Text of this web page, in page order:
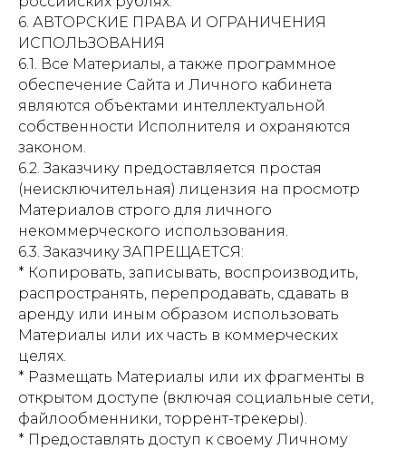
6. АВТОРСКИЕ ПРАВА И ОГРАНИЧЕНИЯ
ИСПОЛЬЗОВАНИЯ
6.1. Все Материалы, а также программное
обеспечение Сайта и Личного кабинета
являются объектами интеллектуальной
собственности Исполнителя и охраняются
законом.
6.2. Заказчику предоставляется простая
(неисключительная) лицензия на просмотр
Материалов строго для личного
некоммерческого использования.
6.3. Заказчику ЗАПРЕЩАЕТСЯ:
* Копировать, записывать, воспроизводить,
распространять, перепродавать, сдавать в
аренду или иным образом использовать
Материалы или их часть в коммерческих
целях.
* Размещать Материалы или их фрагменты в
открытом доступе (включая социальные сети,
файлообменники, торрент-трекеры).
* Предоставлять доступ к своему Личному